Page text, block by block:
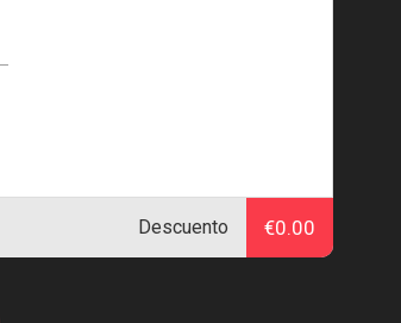
€0.00
Descuento